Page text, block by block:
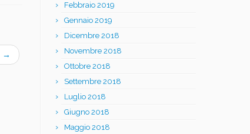
→
Febbraio 2019
Gennaio 2019
Dicembre 2018
Novembre 2018
Ottobre 2018
Settembre 2018
Luglio 2018
Giugno 2018
Maggio 2018